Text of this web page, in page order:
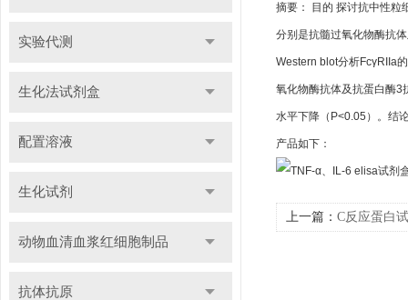
实验代测
生化法试剂盒
配置溶液
生化试剂
动物血清血浆红细胞制品
抗体抗原
摘要： 目的 探讨抗中性粒
分别是抗髓过氧化物酶抗
Western blot分析FcγRIIa
氧化物酶抗体及抗蛋白酶3
水平下降（P<0.05）。结
产品如下：
上一篇： C反应蛋白